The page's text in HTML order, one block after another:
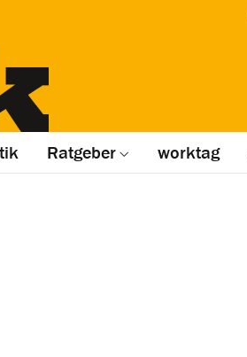
Ratgeber worktag